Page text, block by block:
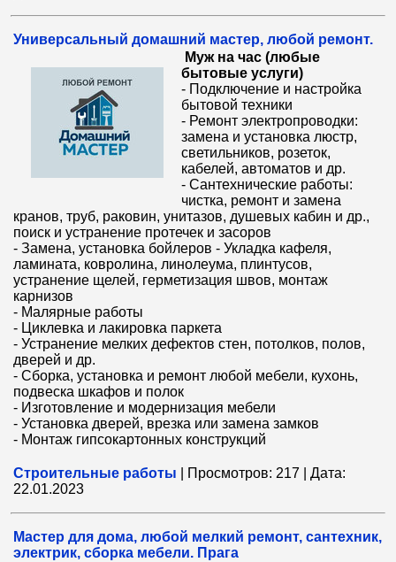
Универсальный домашний мастер, любой ремонт.
Муж на час (любые
бытовые услуги)
- Подключение и настройка
бытовой техники
- Ремонт электропроводки:
замена и установка люстр,
светильников, розеток,
кабелей, автоматов и др.
- Сантехнические работы:
чистка, ремонт и замена
кранов, труб, раковин, унитазов, душевых кабин и др.,
поиск и устранение протечек и засоров
- Замена, установка бойлеров - Укладка кафеля,
ламината, ковролина, линолеума, плинтусов,
устранение щелей, герметизация швов, монтаж
карнизов
- Малярные работы
- Циклевка и лакировка паркета
- Устранение мелких дефектов стен, потолков, полов,
дверей и др.
- Сборка, установка и ремонт любой мебели, кухонь,
подвеска шкафов и полок
- Изготовление и модернизация мебели
- Установка дверей, врезка или замена замков
- Монтаж гипсокартонных конструкций
Строительные работы Просмотров: 217
Дата:
22.01.2023
Мастер для дома, любой мелкий ремонт, сантехник,
электрик, сборка мебели. Прага